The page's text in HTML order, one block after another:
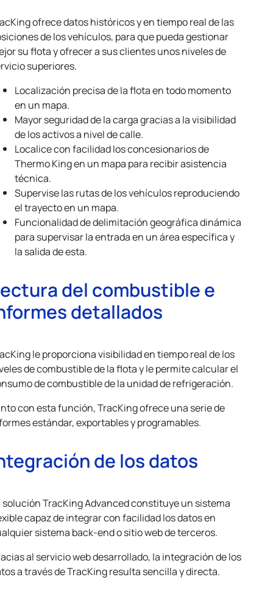
ofrece datos históricos y en tiempo real de las
de los vehículos, para que pueda gestionar
su flota y ofrecer a sus clientes unos niveles de
superiores.
Localización precisa de la flota en todo momento
en un mapa.
Mayor seguridad de la carga gracias a la visibilidad
de los activos a nivel de calle.
Localice con facilidad los concesionarios de
Thermo Kingen un mapa para recibir asistencia
técnica.
Supervise las rutas de los vehículos reproduciendo
el trayecto en un mapa.
Funcionalidad de delimitación geográfica dinámica
para supervisar la entrada en un área específica y
la salida de esta.
del combustible e
detallados
le proporciona visibilidad en tiempo real de los
de combustible de la flota y le permite calcular el
de combustible de la unidad de refrigeración.
con esta función, TracKing ofrece una serie de
estándar, exportables y programables.
de los datos
solución TracKing Advanced constituye un sistema
capaz de integrar con facilidad los datos en
sistema back-end o sitio web de terceros.
al servicio web desarrollado, la integración de los
a través de TracKing resulta sencilla y directa.